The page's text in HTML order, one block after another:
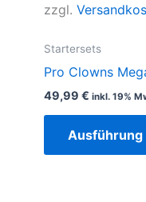
zzgl.
Startersets
Pro Clowns
49,99€ inkl. 19%
Ausführung